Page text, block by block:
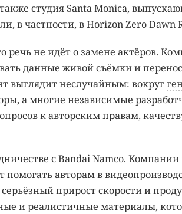
студия Santa Monica,
в частности, в Horizon Zero Dawn
речь не идёт о замене актёров.
данные живой съёмки и
выглядит неслучайным: вокруг
а многие независимые
к авторским правам,
с Bandai Namco.
авторам в
прирост скорости и
и реалистичные материалы,